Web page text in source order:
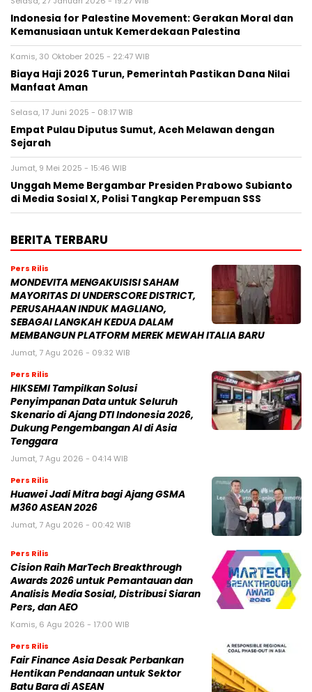
Indonesia for Palestine Movement: Gerakan Moral dan
Kemanusiaan untuk Kemerdekaan Palestina
Kamis, 30 Oktober 2025 - 22:47 WIB
Biaya Haji 2026 Turun, Pemerintah Pastikan Dana Nilai
Manfaat Aman
Selasa, 17 Juni 2025 - 08:17 WIB
Empat Pulau Diputus Sumut, Aceh Melawan dengan
Sejarah
Jumat, 9 Mei 2025 - 15:46 WIB
Unggah Meme Bergambar Presiden Prabowo Subianto
di Media Sosial X, Polisi Tangkap Perempuan SSS
BERITA TERBARU
Pers Rilis
MONDEVITA MENGAKUISISI SAHAM
MAYORITAS DI UNDERSCORE DISTRICT,
PERUSAHAAN INDUK MAGLIANO,
SEBAGAI LANGKAH KEDUA DALAM
MEMBANGUN PLATFORM MEREK MEWAH ITALIA BARU
Jumat, 7 Agu 2026 - 09:32 WIB
Pers Rilis
HIKSEMI Tampilkan Solusi
Penyimpanan Data untuk Seluruh
Skenario di Ajang DTI Indonesia 2026,
Dukung Pengembangan AI di Asia
Tenggara
Jumat, 7 Agu 2026 - 04:14 WIB
Pers Rilis
Huawei Jadi Mitra bagi Ajang GSMA
M360 ASEAN 2026
Jumat, 7 Agu 2026 - 00:42 WIB
Pers Rilis
Cision Raih MarTech Breakthrough
Awards 2026 untuk Pemantauan dan
Analisis Media Sosial, Distribusi Siaran
Pers, dan AEO
Kamis, 6 Agu 2026 - 17:00 WIB
Pers Rilis
Fair Finance Asia Desak Perbankan
Hentikan Pendanaan untuk Sektor
Batu Bara di ASEAN